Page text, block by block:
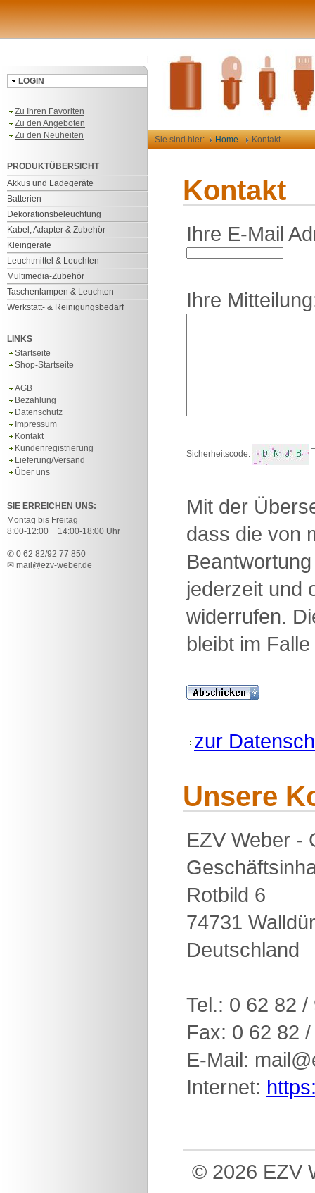
LOGIN
Zu Ihren Favoriten
Zu den Angeboten
Zu den Neuheiten
PRODUKTÜBERSICHT
Akkus und Ladegeräte
Batterien
Dekorationsbeleuchtung
Kabel, Adapter & Zubehör
Kleingeräte
Leuchtmittel & Leuchten
Multimedia-Zubehör
Taschenlampen & Leuchten
Werkstatt- & Reinigungsbedarf
LINKS
Startseite
Shop-Startseite
AGB
Bezahlung
Datenschutz
Impressum
Kontakt
Kundenregistrierung
Lieferung/Versand
Über uns
SIE ERREICHEN UNS:
Montag bis Freitag
8:00-12:00 + 14:00-18:00 Uhr
✆ 0 62 82/92 77 850
✉ mail@ezv-weber.de
Sie sind hier: Home Kontakt
Kontakt
Ihre E-Mail
Ihre
Sicherheitscode:
Mit der
dass die von
jederzeit und
widerrufen.
bleibt im
zur
Unsere
EZV Weber -
Rotbild 6
74731
Deutschland
Tel.: 0 62 82
Fax: 0 62 82
E-Mail:
Internet:
© 2026 EZV